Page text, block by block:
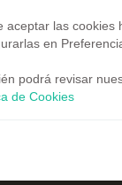
aceptar las cookies
en
podrá revisar
de Cookies